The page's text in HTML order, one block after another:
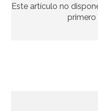
Este artículo no
primero